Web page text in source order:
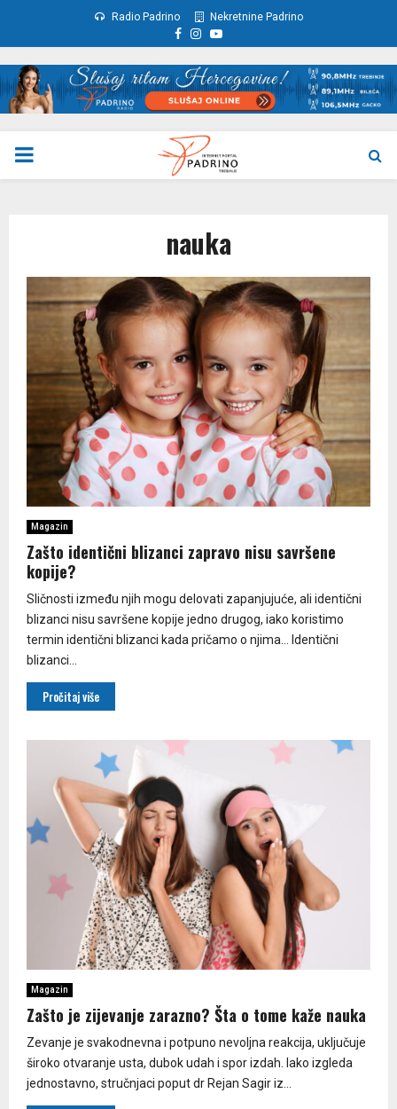
Radio Padrino Nekretnine Padrino
Facebook
Instagram
Youtube
PRIMARY
nauka
Magazin
Zašto identični blizanci zapravo nisu savršene
kopije?
Sličnosti između njih mogu delovati zapanjujuće, ali identični
blizanci nisu savršene kopije jedno drugog, iako koristimo
termin identični blizanci kada pričamo o njima… Identični
blizanci...
Pročitaj više
Magazin
Zašto je zijevanje zarazno? Šta o tome kaže nauka
Zevanje je svakodnevna i potpuno nevoljna reakcija, uključuje
široko otvaranje usta, dubok udah i spor izdah. Iako izgleda
jednostavno, stručnjaci poput dr Rejan Sagir iz...